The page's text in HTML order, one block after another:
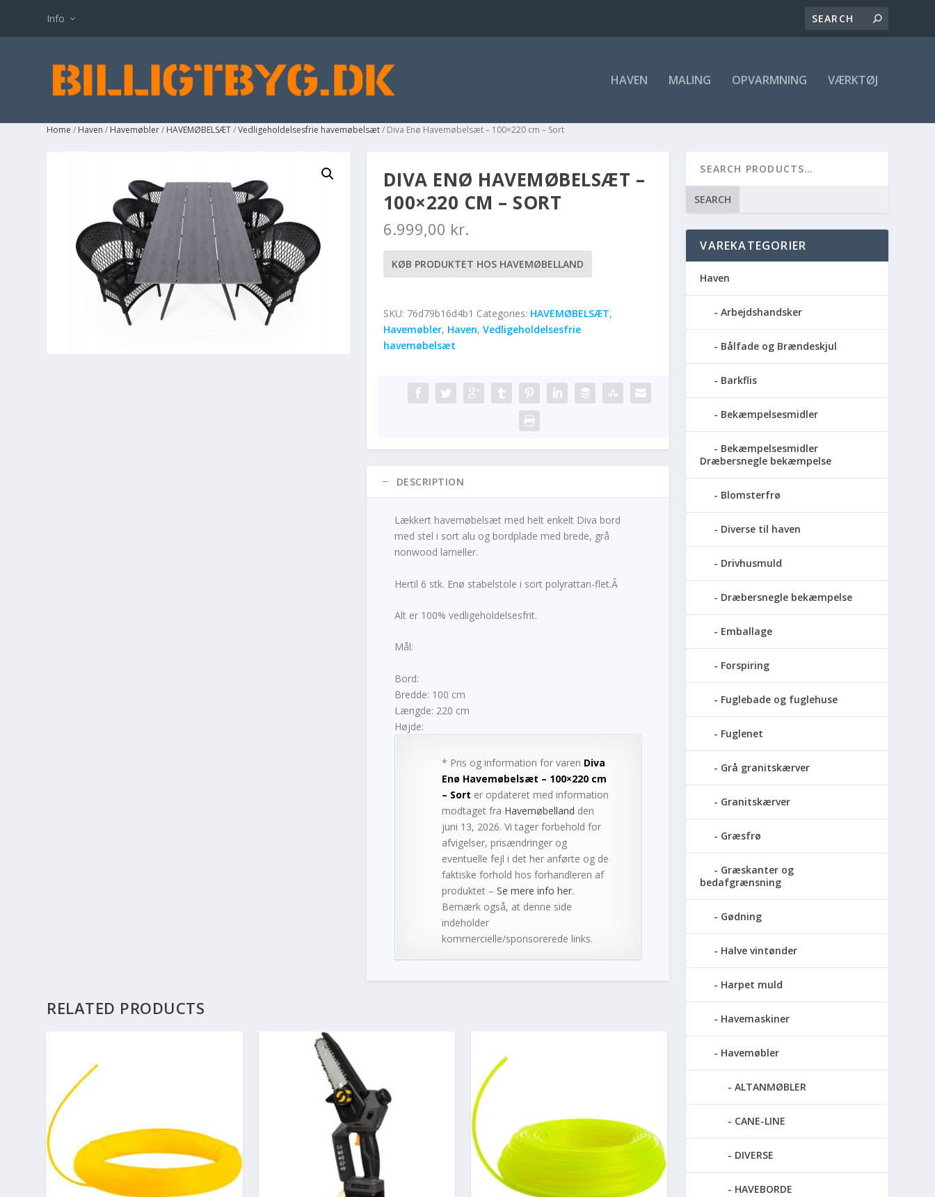
Info
HAVEN MALING OPVARMNING VÆRKTØJ
Home / Haven / Havemøbler/ HAVEMØBELSÆT/Vedligeholdelsesfrie havemøbelsæt/ Diva Enø Havemøbelsæt – 100×220 cm – Sort
DIVA ENØ HAVEMØBELSÆT –
100×220 CM – SORT
6.999,00 kr.
KØB PRODUKTET HOS HAVEMØBELLAND
SKU: 76d79b16d4b1 Categories: HAVEMØBELSÆT,
Havemøbler, Haven, Vedligeholdelsesfrie
havemøbelsæt
DESCRIPTION
Lækkert havemøbelsæt med helt enkelt Diva bord
med stel i sort alu og bordplade med brede, grå
nonwood lameller.
Hertil 6 stk. Enø stabelstole i sort polyrattan-flet.Â
Alt er 100% vedligeholdelsesfrit.
Mål:
Bord:
Bredde: 100 cm
Længde: 220 cm
Højde:
* Pris og information for varen Diva
Enø Havemøbelsæt – 100×220 cm
– Sort er opdateret med information
modtaget fra Havemøbelland den
juni 13, 2026. Vi tager forbehold for
afvigelser, prisændringer og
eventuelle fejl i det her anførte og de
faktiske forhold hos forhandleren af
produktet – Se mere info her.
Bemærk også, at denne side
indeholder
kommercielle/sponsorerede links.
RELATED PRODUCTS
SEARCH
VAREKATEGORIER
Haven
Arbejdshandsker
Bålfade og Brændeskjul
Barkflis
Bekæmpelsesmidler
Bekæmpelsesmidler
Dræbersnegle bekæmpelse
Blomsterfrø
Diverse til haven
Drivhusmuld
Dræbersnegle bekæmpelse
Emballage
Forspiring
Fuglebade og fuglehuse
Fuglenet
Grå granitskærver
Granitskærver
Græsfrø
Græskanter og
bedafgrænsning
Gødning
Halve vintønder
Harpet muld
Havemaskiner
Havemøbler
ALTANMØBLER
CANE-LINE
DIVERSE
HAVEBORDE